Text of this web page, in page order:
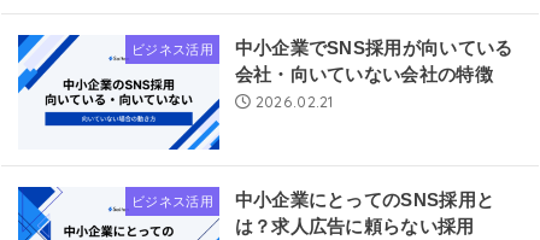
ビジネス活用
中小企業でSNS採用が向いている
会社・向いていない会社の特徴
2026.02.21
ビジネス活用
中小企業にとってのSNS採用と
は？求人広告に頼らない採用